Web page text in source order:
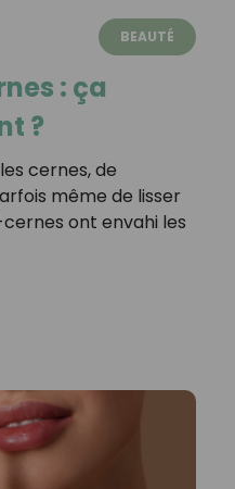
BEAUTÉ
: ça
?
cernes, de
même de lisser
ont envahi les